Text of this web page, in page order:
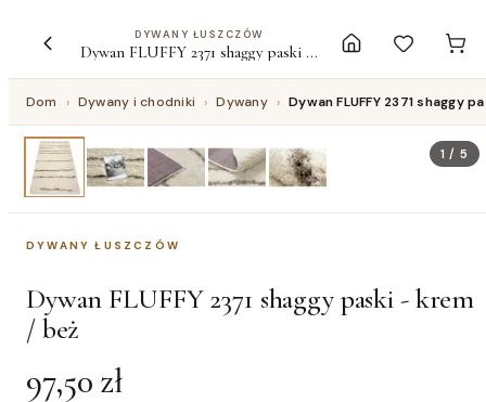
DYWANY ŁUSZCZÓW
Dywan FLUFFY 2371 shaggy paski - krem / beż
Dom › Dywany i chodniki › Dywany › Dywan FLUFFY 2371 shaggy
1 /5
DYWANY ŁUSZCZÓW
Dywan FLUFFY 2371 shaggy paski - krem
/ beż
97,50 zł